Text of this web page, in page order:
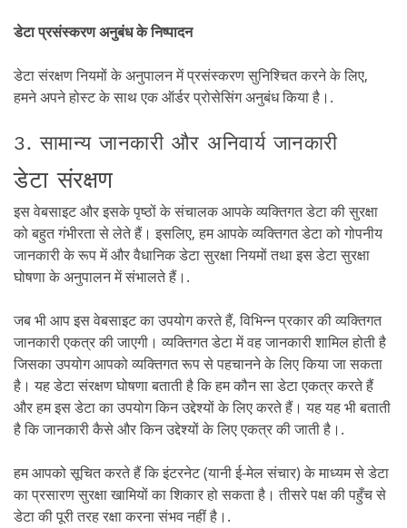
डेटा प्रसंस्करण अनुबंध के निष्पादन
डेटा संरक्षण नियमों के अनुपालन में प्रसंस्करण सुनिश्चित करने के लिए,
हमने अपने होस्ट के साथ एक ऑर्डर प्रोसेसिंग अनुबंध किया है।.
3. सामान्य जानकारी और अनिवार्य जानकारी
डेटा संरक्षण
इस वेबसाइट और इसके पृष्ठों के संचालक आपके व्यक्तिगत डेटा की सुरक्षा
को बहुत गंभीरता से लेते हैं। इसलिए, हम आपके व्यक्तिगत डेटा को गोपनीय
जानकारी के रूप में और वैधानिक डेटा सुरक्षा नियमों तथा इस डेटा सुरक्षा
घोषणा के अनुपालन में संभालते हैं।.
जब भी आप इस वेबसाइट का उपयोग करते हैं, विभिन्न प्रकार की व्यक्तिगत
जानकारी एकत्र की जाएगी। व्यक्तिगत डेटा में वह जानकारी शामिल होती है
जिसका उपयोग आपको व्यक्तिगत रूप से पहचानने के लिए किया जा सकता
है। यह डेटा संरक्षण घोषणा बताती है कि हम कौन सा डेटा एकत्र करते हैं
और हम इस डेटा का उपयोग किन उद्देश्यों के लिए करते हैं। यह यह भी बताती
है कि जानकारी कैसे और किन उद्देश्यों के लिए एकत्र की जाती है।.
हम आपको सूचित करते हैं कि इंटरनेट (यानी ई-मेल संचार) के माध्यम से डेटा
का प्रसारण सुरक्षा खामियों का शिकार हो सकता है। तीसरे पक्ष की पहुँच से
डेटा की पूरी तरह रक्षा करना संभव नहीं है।.